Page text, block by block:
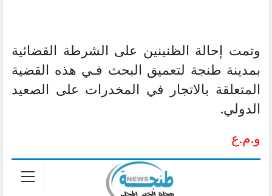
وتمت إحالة الظنينين على الشرطة القضائية
بمدينة طنجة لتعميق البحث فـي هذه القضية
المتعلقة بالاتجار في المخدرات على الصعيد
الدولي.
و.م.ع